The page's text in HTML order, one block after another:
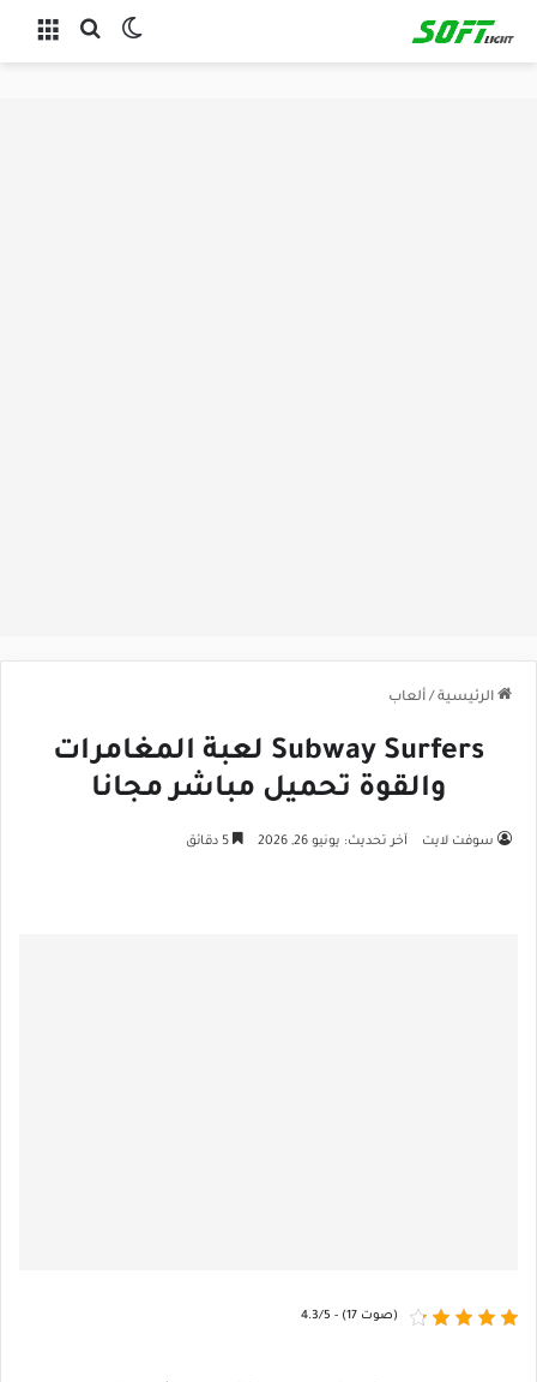
القائمة بحث عن
الرئيسية / ألعاب
Subway Surfers لعبة المغامرات
والقوة تحميل مباشر مجانا
سوفت لايت آخر تحديث: يونيو 26, 2026
4.3/5 - (17 صوت)